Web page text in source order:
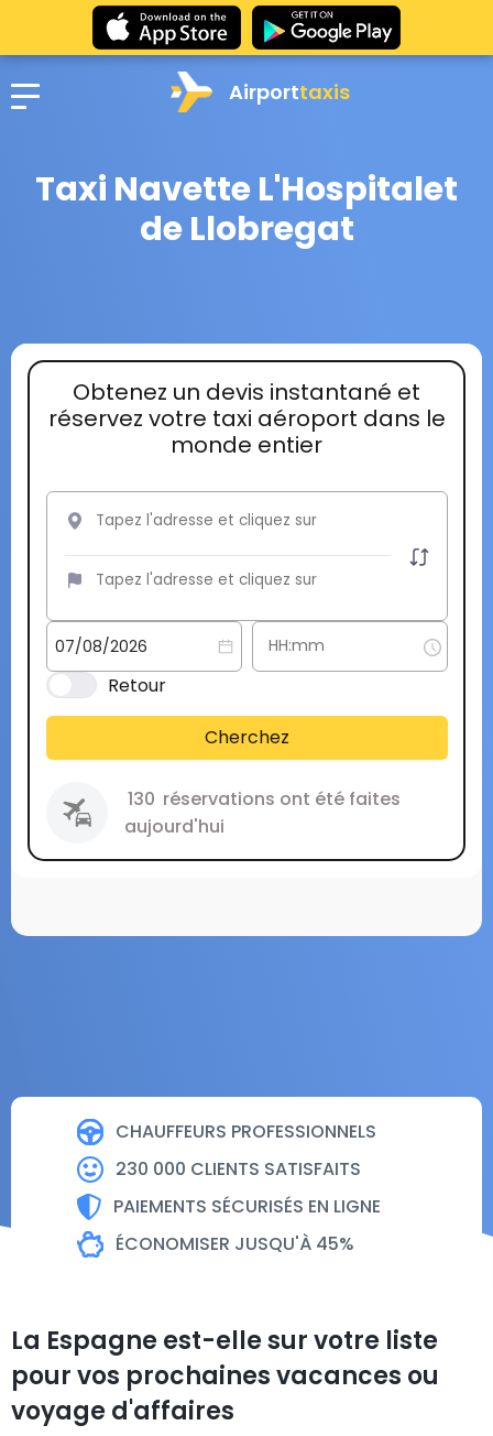
Airporttaxis
Taxi Navette L'Hospitalet
de Llobregat
CHAUFFEURS PROFESSIONNELS
230 000 CLIENTS SATISFAITS
PAIEMENTS SÉCURISÉS EN LIGNE
ÉCONOMISER JUSQU'À 45%
Obtenez un devis instantané et
réservez votre taxi aéroport dans le
monde entier
Retour
Cherchez
130 réservations ont été faites
aujourd'hui
La Espagne est-elle sur votre liste
pour vos prochaines vacances ou
voyage d'affaires